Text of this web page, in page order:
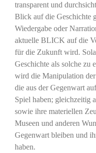
transparent und
Blick auf die Geschichte
Wiedergabe oder
aktuelle BLICK auf die
für die Zukunft wird.
Geschichte als solche zu
wird die Manipulation
die aus der Gegenwart
Spiel haben; gleichzeitig
sowie ihre materiellen
Museen und anderen
Gegenwart bleiben und
haben.